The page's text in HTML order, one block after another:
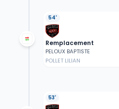
54'
Remplacement
PELOUX BAPTISTE
POLLET LILIAN
53'